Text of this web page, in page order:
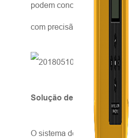
podem concluir o trabalho no
com precisão de 20 cm e 5
Solução de Sistemas de
O sistema de mapeamento